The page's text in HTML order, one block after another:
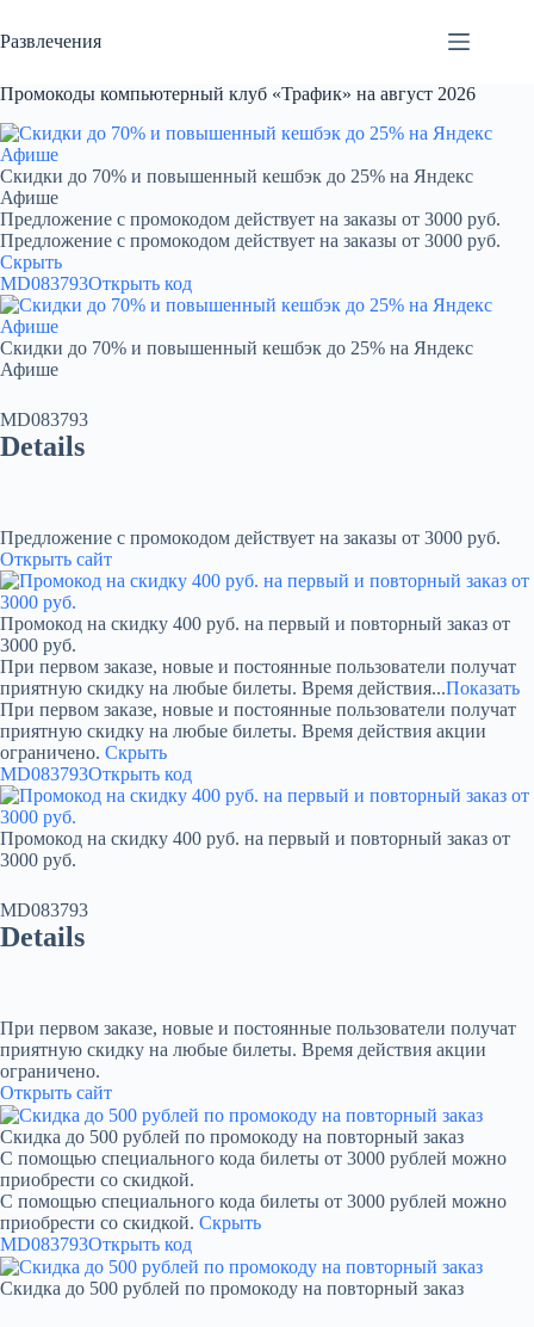
к
сути
Развлечения
Промокоды компьютерный клуб «Трафик» на август 2026
Скидки до 70% и повышенный кешбэк до 25% на Яндекс
Афише
Предложение с промокодом действует на заказы от 3000 руб.
Предложение с промокодом действует на заказы от 3000 руб.
Скрыть
MD083793Открыть код
Скидки до 70% и повышенный кешбэк до 25% на Яндекс
Афише
MD083793
Details
Предложение с промокодом действует на заказы от 3000 руб.
Открыть сайт
Промокод на скидку 400 руб. на первый и повторный заказ от
3000 руб.
При первом заказе, новые и постоянные пользователи получат
приятную скидку на любые билеты. Время действия...Показать
При первом заказе, новые и постоянные пользователи получат
приятную скидку на любые билеты. Время действия акции
ограничено. Скрыть
MD083793Открыть код
Промокод на скидку 400 руб. на первый и повторный заказ от
3000 руб.
MD083793
Details
При первом заказе, новые и постоянные пользователи получат
приятную скидку на любые билеты. Время действия акции
ограничено.
Открыть сайт
Скидка до 500 рублей по промокоду на повторный заказ
С помощью специального кода билеты от 3000 рублей можно
приобрести со скидкой.
С помощью специального кода билеты от 3000 рублей можно
приобрести со скидкой. Скрыть
MD083793Открыть код
Скидка до 500 рублей по промокоду на повторный заказ